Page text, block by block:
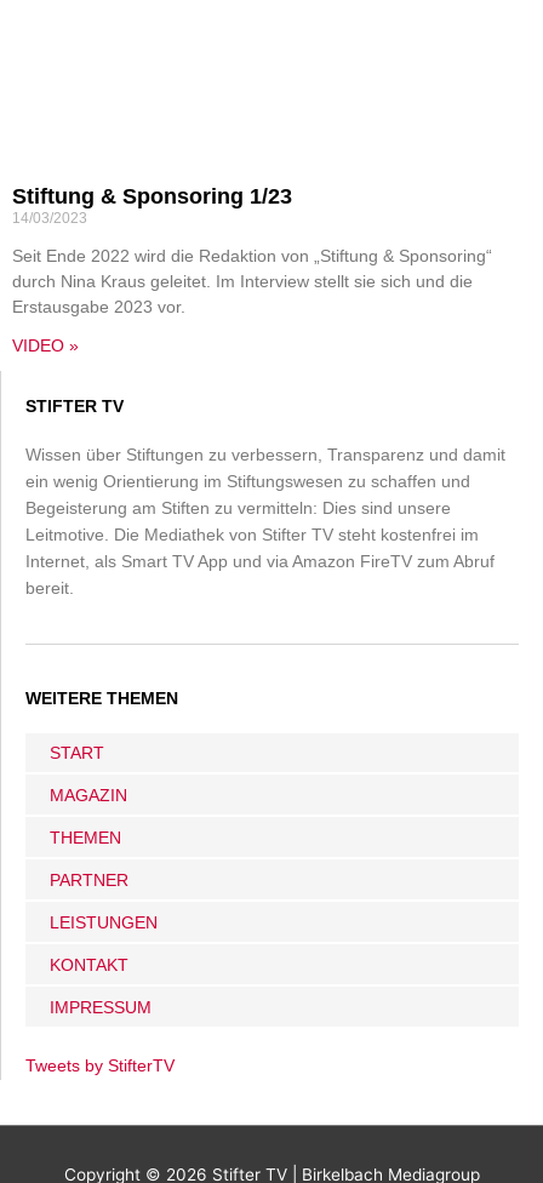
Stiftung & Sponsoring 1/23
14/03/2023
Seit Ende 2022 wird die Redaktion von „Stiftung & Sponsoring“
durch Nina Kraus geleitet. Im Interview stellt sie sich und die
Erstausgabe 2023 vor.
VIDEO »
STIFTER TV
Wissen über Stiftungen zu verbessern, Transparenz und damit
ein wenig Orientierung im Stiftungswesen zu schaffen und
Begeisterung am Stiften zu vermitteln: Dies sind unsere
Leitmotive. Die Mediathek von Stifter TV steht kostenfrei im
Internet, als Smart TV App und via Amazon FireTV zum Abruf
bereit.
WEITERE THEMEN
START
MAGAZIN
THEMEN
PARTNER
LEISTUNGEN
KONTAKT
IMPRESSUM
Tweets by StifterTV
Copyright © 2026 Stifter TV| Birkelbach Mediagroup